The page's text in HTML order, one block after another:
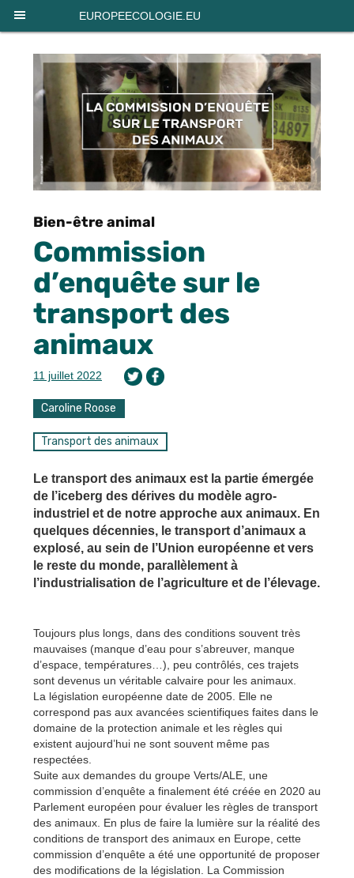
EUROPEECOLOGIE.EU
Bien-être animal
Commission
d’enquête sur le
transport des
animaux
11 juillet 2022
Caroline Roose
Transport des animaux
Le transport des animaux est la partie émergée
de l’iceberg des dérives du modèle agro-
industriel et de notre approche aux animaux. En
quelques décennies, le transport d’animaux a
explosé, au sein de l’Union européenne et vers
le reste du monde, parallèlement à
l’industrialisation de l’agriculture et de l’élevage.
Toujours plus longs, dans des conditions souvent très
mauvaises (manque d’eau pour s’abreuver, manque
d’espace, températures…), peu contrôlés, ces trajets
sont devenus un véritable calvaire pour les animaux.
La législation européenne date de 2005. Elle ne
correspond pas aux avancées scientifiques faites dans le
domaine de la protection animale et les règles qui
existent aujourd’hui ne sont souvent même pas
respectées.
Suite aux demandes du groupe Verts/ALE, une
commission d’enquête a finalement été créée en 2020 au
Parlement européen pour évaluer les règles de transport
des animaux. En plus de faire la lumière sur la réalité des
conditions de transport des animaux en Europe, cette
commission d’enquête a été une opportunité de proposer
des modifications de la législation. La Commission